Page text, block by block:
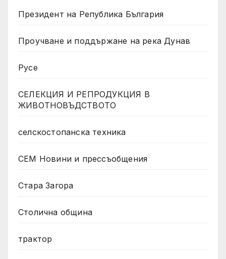
Президент на Република България
Проучване и поддържане на река Дунав
Русе
СЕЛЕКЦИЯ И РЕПРОДУКЦИЯ В
ЖИВОТНОВЪДСТВОТО
селскостопанска техника
СЕМ Новини и прессъобщения
Стара Загора
Столична община
трактор